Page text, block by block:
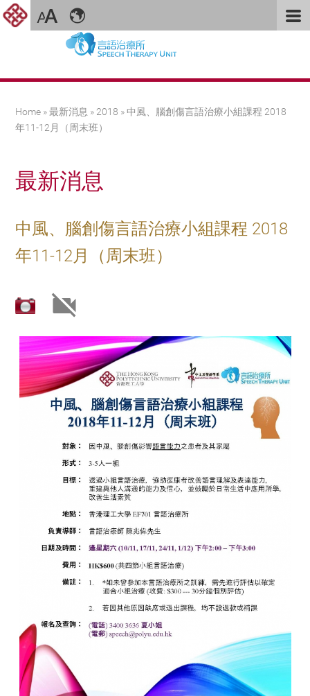
You are here
Home »最新消息 » 2018 » 中風、腦創傷言語治療小組課程 2018
年11-12月（周末班）
最新消息
中風、腦創傷言語治療小組課程 2018
年11-12月（周末班）